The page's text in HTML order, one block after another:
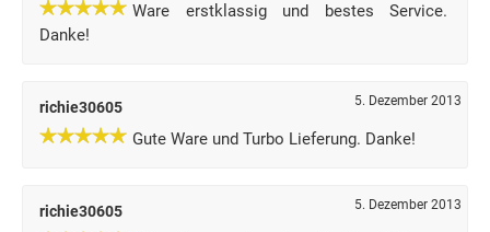
Ware erstklassig und bestes Service.
Danke!
richie30605 5. Dezember 2013
Gute Ware und Turbo Lieferung. Danke!
richie30605 5. Dezember 2013